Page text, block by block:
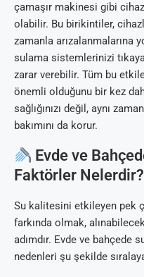
çamaşır makinesi gibi
olabilir. Bu birikintiler,
zamanla arızalanmalarına
sulama sistemlerinizi
zarar verebilir. Tüm bu
önemli olduğunu bir kez
sağlığınızı değil, aynı
bakımını da korur.
Evde ve
Faktörler Nelerdir?
Su kalitesini etkileyen pek
farkında olmak,
adımdır. Evde ve bahçede
nedenleri şu şekilde